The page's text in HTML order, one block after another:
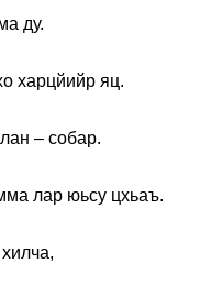
ду.
харцйийр яц.
– собар.
лар юьсу цхьаъ.